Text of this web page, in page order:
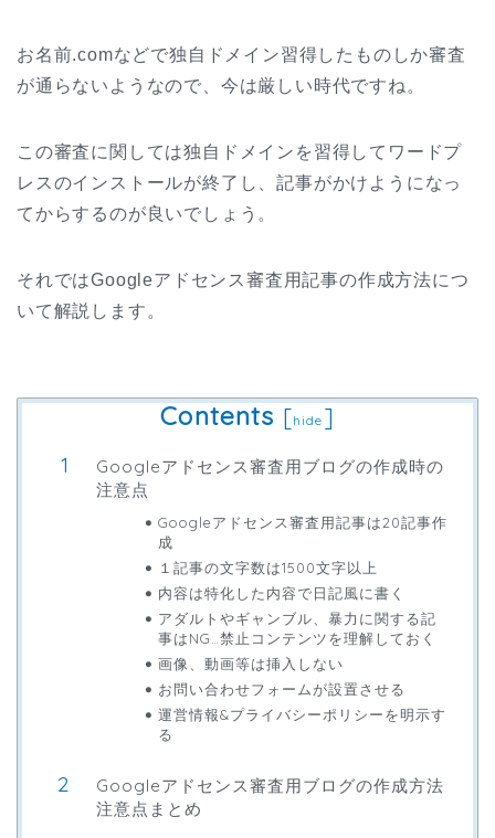
お名前.comなどで独自ドメイン習得したものしか審査
が通らないようなので、今は厳しい時代ですね。
この審査に関しては独自ドメインを習得してワードプ
レスのインストールが終了し、記事がかけようになっ
てからするのが良いでしょう。
それではGoogleアドセンス審査用記事の作成方法につ
いて解説します。
Contents [hide ]
Googleアドセンス審査用ブログの作成時の
注意点
Googleアドセンス審査用記事は20記事作
成
１記事の文字数は1500文字以上
内容は特化した内容で日記風に書く
アダルトやギャンブル、暴力に関する記
事はNG…禁止コンテンツを理解しておく
画像、動画等は挿入しない
お問い合わせフォームが設置させる
運営情報&プライバシーポリシーを明示す
る
Googleアドセンス審査用ブログの作成方法
注意点まとめ